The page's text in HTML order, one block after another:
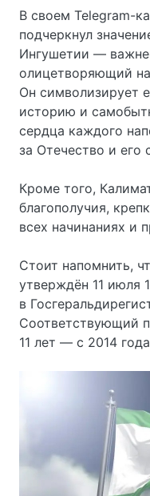
В своем Telegram-
подчеркнул
Ингушетии —
олицетворяющий
Он символизирует
историю и
сердца каждого
за Отечество и его
Кроме того,
благополучия,
всех начинаниях и
Стоит напомнить,
утверждён 11 июля
в
Соответствующий
11 лет — с 2014